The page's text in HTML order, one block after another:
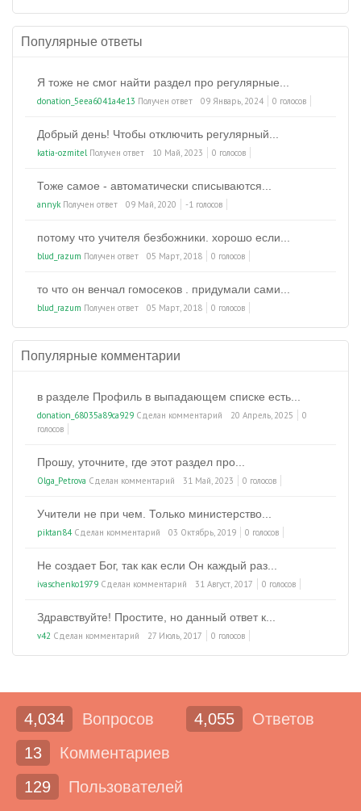
Популярные ответы
Я тоже не смог найти раздел про регулярные...
donation_5eea6041a4e13 Получен ответ 09 Январь, 2024 0 голосов
Добрый день! Чтобы отключить регулярный...
katia-ozmitelПолучен ответ 10 Май, 2023 0 голосов
Тоже самое - автоматически списываются...
annyk Получен ответ 09 Май, 2020 -1 голосов
потому что учителя безбожники. хорошо если...
blud_razum Получен ответ 05 Март, 2018 0 голосов
то что он венчал гомосеков . придумали сами...
blud_razum Получен ответ 05 Март, 2018 0 голосов
Популярные комментарии
в разделе Профиль в выпадающем списке есть...
donation_68035a89ca929 Сделан комментарий 20 Апрель, 2025
0
голосов
Прошу, уточните, где этот раздел про...
Olga_Petrova Сделан комментарий 31 Май, 2023 0 голосов
Учители не при чем. Только министерство...
piktan84Сделан комментарий 03 Октябрь, 2019 0 голосов
Не создает Бог, так как если Он каждый раз...
ivaschenko1979 Сделан комментарий 31 Август, 2017 0 голосов
Здравствуйте! Простите, но данный ответ к...
v42 Сделан комментарий 27 Июль, 2017 0 голосов
4,034 Вопросов 4,055
Ответов
13
Комментариев
129
Пользователей